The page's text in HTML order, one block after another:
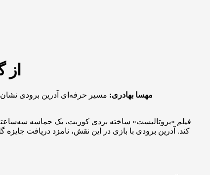
مهسا بهادری: مسیر حرفه‌ای آدرین برودی نشان
فیلم «بروتالیست» ساخته بردی کوربت، یک حماسه
کند. آدرین برودی با بازی در این نقش، نامزد دریافت